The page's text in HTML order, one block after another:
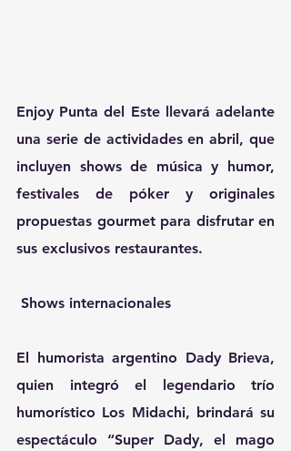
Enjoy Punta del Este llevará adelante
una serie de actividades en abril, que
incluyen shows de música y humor,
festivales de póker y originales
propuestas gourmet para disfrutar en
sus exclusivos restaurantes.
Shows internacionales
El humorista argentino Dady Brieva,
quien integró el legendario trío
humorístico Los Midachi, brindará su
espectáculo “Super Dady, el mago